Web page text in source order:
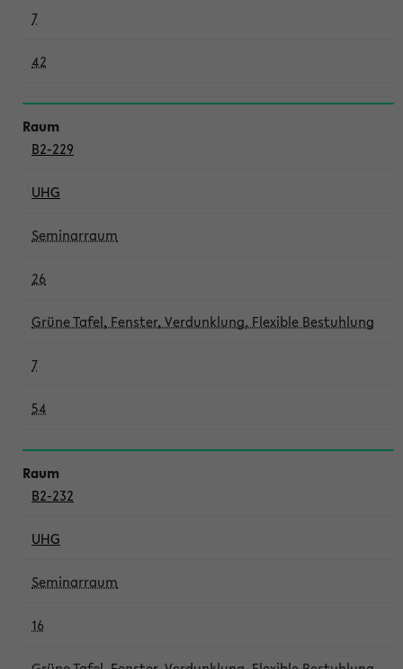
7
42
B2-229
UHG
Seminarraum
26
Grüne Tafel, Fenster, Verdunklung, Flexible Bestuhlung
7
54
B2-232
UHG
Seminarraum
16